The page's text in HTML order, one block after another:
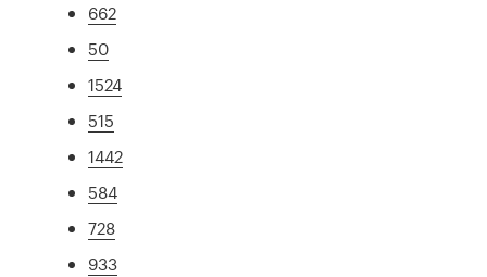
662
50
1524
515
1442
584
728
933